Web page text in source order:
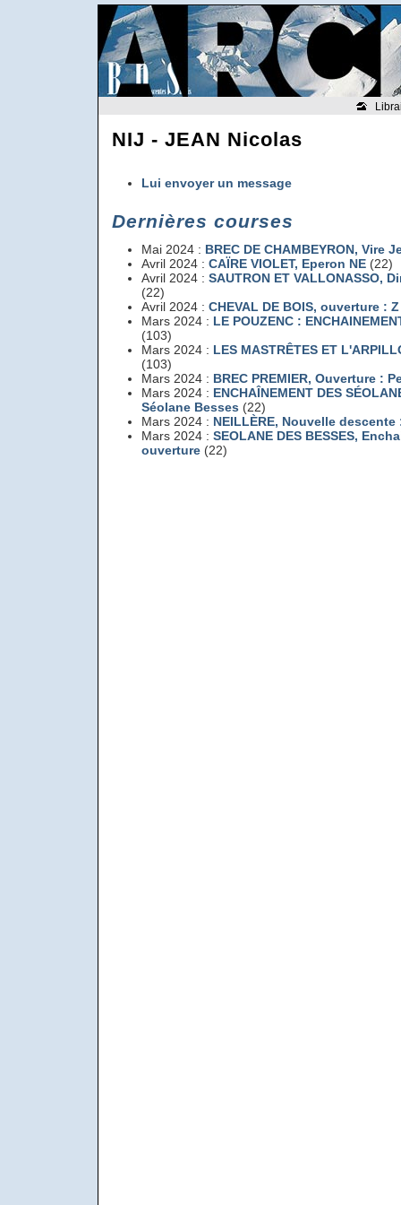
NIJ - JEAN Nicolas
Lui envoyer un message
Dernières courses
Mai 2024 : BREC DE CHAMBEYRON, Vire
Avril 2024 : CAÏRE VIOLET, Eperon NE (22)
Avril 2024 : SAUTRON ET VALLONASSO,
(22)
Avril 2024 : CHEVAL DE BOIS, ouverture :
Mars 2024 : LE POUZENC :
(103)
Mars 2024 : LES MASTRÊTES ET
(103)
Mars 2024 : BREC PREMIER, Ouverture :
Mars 2024 : ENCHAÎNEMENT DES
Séolane Besses (22)
Mars 2024 : NEILLÈRE, Nouvelle descente
Mars 2024 : SEOLANE DES BESSES,
ouverture (22)